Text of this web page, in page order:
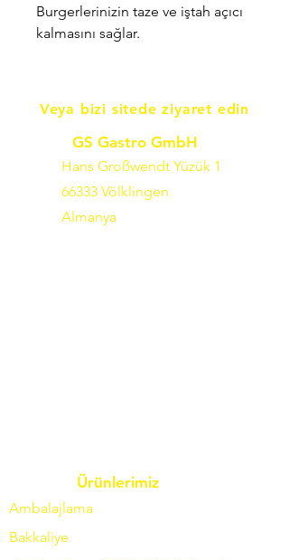
Burgerlerinizin taze ve iştah açıcı
kalmasını sağlar.
Veya bizi sitede ziyaret edin
GS Gastro GmbH
Hans Großwendt Yüzük 1
66333 Völklingen
Almanya
Ürünlerimiz
Ambalajlama
Bakkaliye